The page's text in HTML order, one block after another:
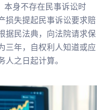
本身不存在民事诉讼时
损失提起民事诉讼要求赔
据民法典，向法院请求保
三年，自权利人知道或应
之日起计算。